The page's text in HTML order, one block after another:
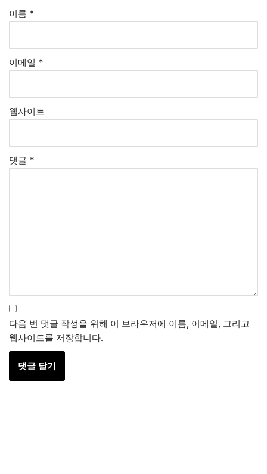
이름 *
이메일 *
웹사이트
댓글 *
다음 번 댓글 작성을 위해 이 브라우저에 이름, 이메일, 그리고
웹사이트를 저장합니다.